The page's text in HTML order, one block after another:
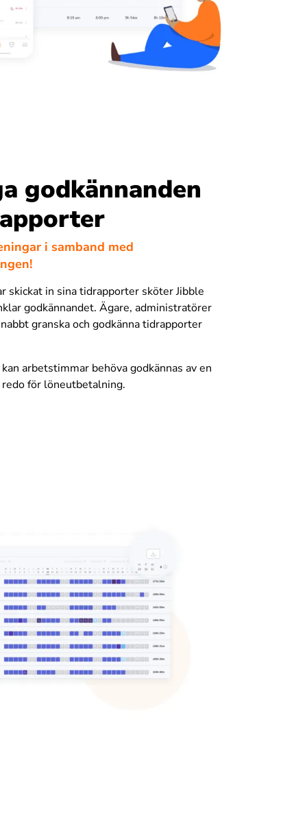
godkännanden
i samband med
skickat in sina tidrapporter sköter Jibble
godkännandet. Ägare, administratörer
granska och godkänna tidrapporter
arbetstimmar behöva godkännas av en
redo för löneutbetalning.